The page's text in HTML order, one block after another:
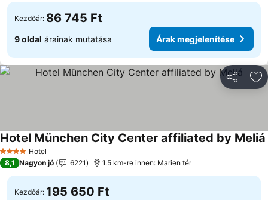
Kezdőár: 86 745 Ft
9 oldal árainak mutatása Árak megjelenítése
4 KategóriaHotel
Hotel München City Center affiliated by Meliá
8,1 Nagyon jó 6221 1.5 km-re innen: Marien tér
Kezdőár: 195 650 Ft